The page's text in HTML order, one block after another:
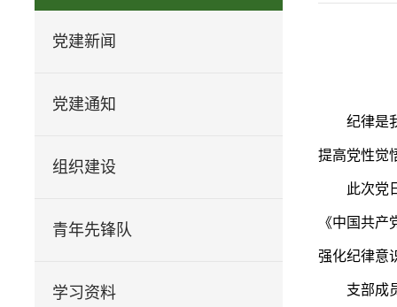
释放你的生活创意
党建新闻
党建通知
组织建设
青年先锋队
学习资料
纪律是
提高党性觉
此次党
《中国共
强化纪律意
支部成